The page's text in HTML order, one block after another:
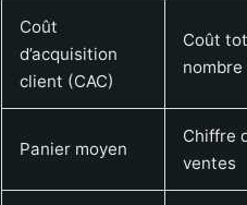
Coût
d’acquisition
client (CAC)
Coût
Panier moyen
Chiffre
ventes